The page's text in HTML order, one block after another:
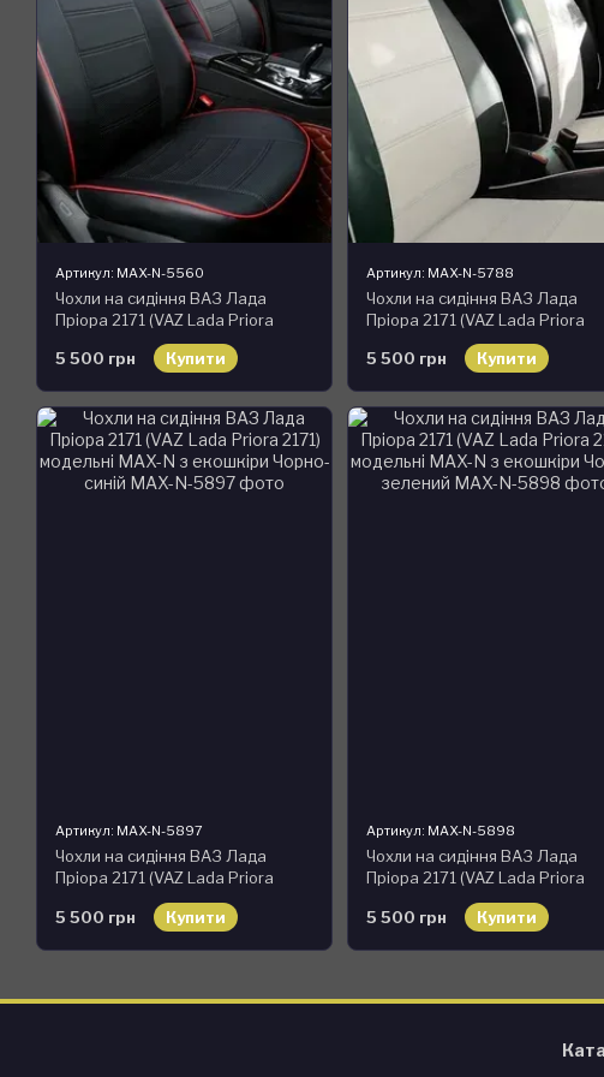
Артикул: MAX-N-5560
Чохли на сидіння ВАЗ Лада
Пріора 2171 (VAZ Lada Priora
2171) модельні MAX-N з екошкіри
5 500 грн
Купити
Артикул: MAX-N-5788
Чохли на сидіння ВАЗ Лада
Пріора 2171 (VAZ Lada Priora
2171) модельні MAX-N з
Чорно-білий
5 500 грн Купити
Артикул: MAX-N-5897
Чохли на сидіння ВАЗ Лада
Пріора 2171 (VAZ Lada Priora
2171) модельні MAX-N з екошкіри
Чорно-синій
5 500 грн Купити
Артикул: MAX-N-5898
Чохли на сидіння ВАЗ Лада
Пріора 2171 (VAZ Lada Priora
2171) модельні MAX-N з
Чорно-зелений
5 500 грн Купити